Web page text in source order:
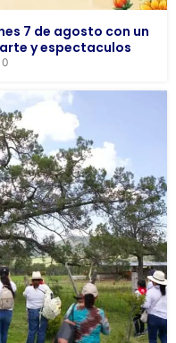
7 de agosto con un
y espectaculos
0